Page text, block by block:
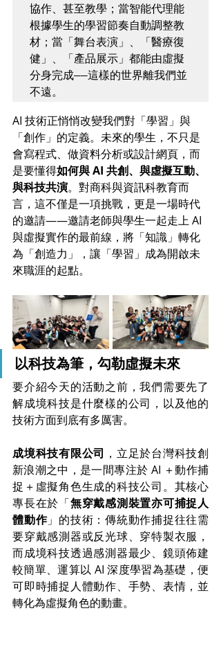
協作、甚至教學；當智能代理能
根據學生的學習節奏自動調整教
材；當「舞台表演」、「醫療復
健」、「產品展示」都能由虛擬
分身完成——這樣的世界離我們並
不遠。
AI 技術正悄悄改變我們對「學習」與
「創作」的定義。未來的學生，不只是
會寫程式、做資料分析或設計網頁，而
是要懂得如何與 AI 共創、與虛擬互動、
與科技共演。對商科與資訊科教育而
言，這不僅是一項挑戰，更是一場時代
的邀請——邀請老師與學生一起走上 AI
與虛擬實作的最前線，將「知識」轉化
為「創造力」，讓「學習」成為開啟未
來職涯的起點。
以科技為筆，勾勒虛擬未來
要介紹今天的活動之前，我們需要先了
解成境科技是什麼樣的公司，以及他的
技術方面到底有多厲害。
成境科技有限公司 ，立足於台灣科技創
新浪潮之中，是一間專注於 AI ＋動作捕
捉＋虛擬角色生成的科技公司。其核心
專長在於「無穿戴感測裝置亦可捕捉人
體動作」的技術：傳統動作捕捉往往需
要穿戴感測器或反光球、穿特製衣服，
而成境科技透過感測器最少、鏡頭佈建
較簡單、運算以 AI 深度學習為基礎，便
可即時捕捉人體動作、手勢、表情，並
轉化為虛擬角色的動畫。